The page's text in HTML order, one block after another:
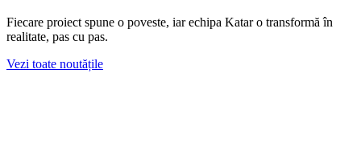
Fiecare proiect spune o poveste, iar echipa Katar o transformă în
realitate, pas cu pas.
Vezi toate noutățile